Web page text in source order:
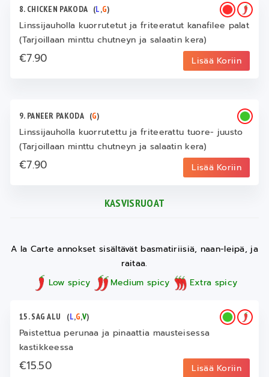
8. CHICKEN PAKODA (L,G)
Linssijauholla kuorrutetut ja friteeratut kanafilee palat
(Tarjoillaan minttu chutneyn ja salaatin kera)
€7.90 Lisää Koriin
9. PANEER PAKODA (G)
Linssijauholla kuorrutettu ja friteerattu tuore- juusto
(Tarjoillaan minttu chutneyn ja salaatin kera)
€7.90 Lisää Koriin
KASVISRUOAT
A la Carte annokset sisältävät basmatiriisiä, naan-leipä, ja
raitaa.
Low spicy
Medium spicy Extra spicy
15. SAG ALU (L,G,V)
Paistettua perunaa ja pinaattia mausteisessa
kastikkeessa
€15.50 Lisää Koriin